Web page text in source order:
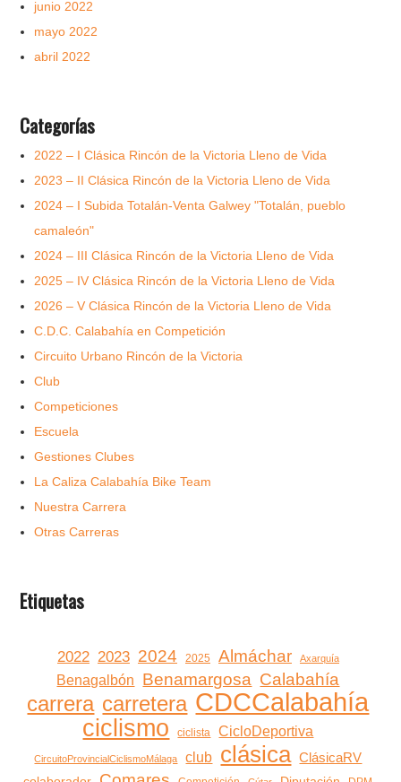
junio 2022
mayo 2022
abril 2022
Categorías
2022 – I Clásica Rincón de la Victoria Lleno de Vida
2023 – II Clásica Rincón de la Victoria Lleno de Vida
2024 – I Subida Totalán-Venta Galwey "Totalán, pueblo
camaleón"
2024 – III Clásica Rincón de la Victoria Lleno de Vida
2025 – IV Clásica Rincón de la Victoria Lleno de Vida
2026 – V Clásica Rincón de la Victoria Lleno de Vida
C.D.C. Calabahía en Competición
Circuito Urbano Rincón de la Victoria
Club
Competiciones
Escuela
Gestiones Clubes
La Caliza Calabahía Bike Team
Nuestra Carrera
Otras Carreras
Etiquetas
2022 2023 2024 2025 Almáchar Axarquía
Benagalbón Benamargosa Calabahía
carrera carretera CDCCalabahía
ciclismo ciclista CicloDeportiva
CircuitoProvincialCiclismoMálaga club clásica ClásicaRV